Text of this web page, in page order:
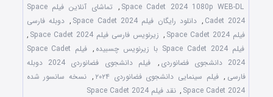
Space Cadet 2024 1080p WEB-DL
,
تماشای آنلاین فیلم Space
Cadet 2024
, دانلود رایگان فیلم Space Cadet 2024 , دوبله فارسی
فیلم Space Cadet 2024
, زیرنویس فارسی فیلم Space Cadet 2024
,
فیلم Space Cadet 2024 با زیرنویس چسبیده
,
فیلم Space Cadet
2024 دانشجوی فضانوردی
,
فیلم دانشجوی فضانوردی 2024 دوبله
فارسی , فیلم سینمایی دانشجوی فضانوردی ۲۰۲۴ , نسخه سانسور شده
Space Cadet 2024
, نقد فیلم Space Cadet 2024